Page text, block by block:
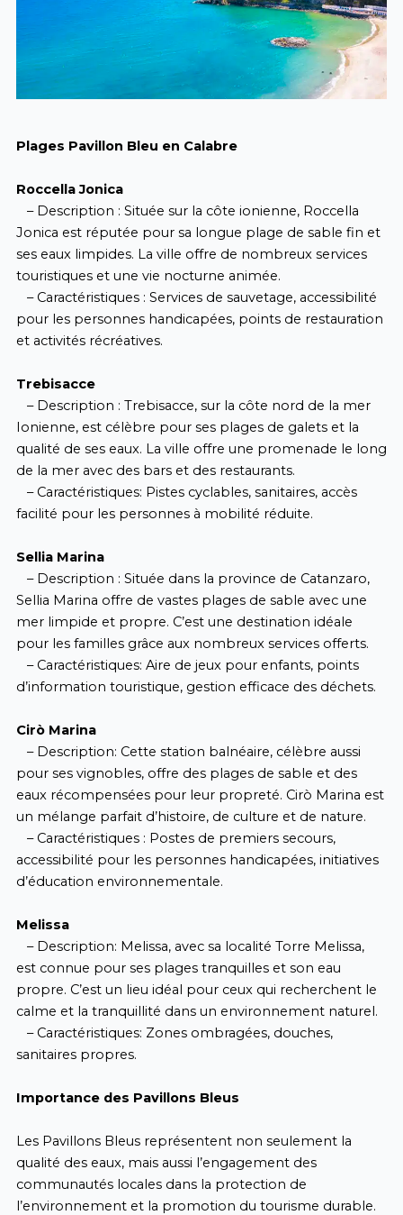
Plages Pavillon Bleu en Calabre
Roccella Jonica
– Description : Située sur la côte ionienne, Roccella
Jonica est réputée pour sa longue plage de sable fin et
ses eaux limpides. La ville offre de nombreux services
touristiques et une vie nocturne animée.
– Caractéristiques : Services de sauvetage, accessibilité
pour les personnes handicapées, points de restauration
et activités récréatives.
Trebisacce
– Description : Trebisacce, sur la côte nord de la mer
Ionienne, est célèbre pour ses plages de galets et la
qualité de ses eaux. La ville offre une promenade le long
de la mer avec des bars et des restaurants.
– Caractéristiques: Pistes cyclables, sanitaires, accès
facilité pour les personnes à mobilité réduite.
Sellia Marina
– Description : Située dans la province de Catanzaro,
Sellia Marina offre de vastes plages de sable avec une
mer limpide et propre. C’est une destination idéale
pour les familles grâce aux nombreux services offerts.
– Caractéristiques: Aire de jeux pour enfants, points
d’information touristique, gestion efficace des déchets.
Cirò Marina
– Description: Cette station balnéaire, célèbre aussi
pour ses vignobles, offre des plages de sable et des
eaux récompensées pour leur propreté. Cirò Marina est
un mélange parfait d’histoire, de culture et de nature.
– Caractéristiques : Postes de premiers secours,
accessibilité pour les personnes handicapées, initiatives
d’éducation environnementale.
Melissa
– Description: Melissa, avec sa localité Torre Melissa,
est connue pour ses plages tranquilles et son eau
propre. C’est un lieu idéal pour ceux qui recherchent le
calme et la tranquillité dans un environnement naturel.
– Caractéristiques: Zones ombragées, douches,
sanitaires propres.
Importance des Pavillons Bleus
Les Pavillons Bleus représentent non seulement la
qualité des eaux, mais aussi l’engagement des
communautés locales dans la protection de
l’environnement et la promotion du tourisme durable.